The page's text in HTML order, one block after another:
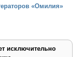
«Омилия»
исключительно